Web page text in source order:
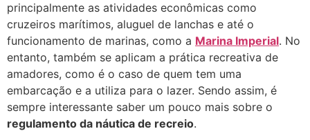
principalmente as atividades econômicas como
cruzeiros marítimos, aluguel de lanchas e até o
funcionamento de marinas, como a Marina Imperial. No
entanto, também se aplicam a prática recreativa de
amadores, como é o caso de quem tem uma
embarcação e a utiliza para o lazer. Sendo assim, é
sempre interessante saber um pouco mais sobre o
regulamento da náutica de recreio.